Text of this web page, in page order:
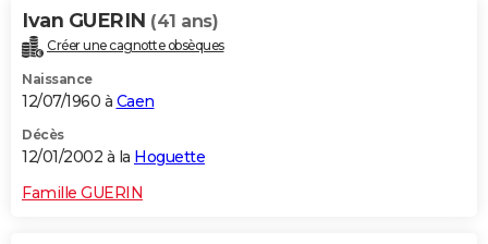
Ivan GUERIN (41 ans)
Créer une cagnotte obsèques
Naissance
12/07/1960 à Caen
Décès
12/01/2002 à la Hoguette
Famille GUERIN